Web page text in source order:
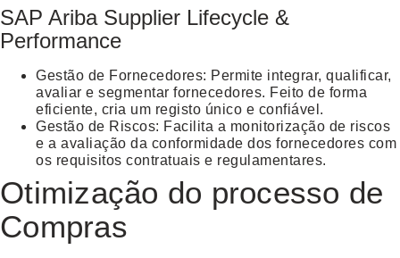
SAP Ariba Supplier Lifecycle &
Performance
Gestão de Fornecedores: Permite integrar, qualificar,
avaliar e segmentar fornecedores. Feito de forma
eficiente, cria um registo único e confiável.
Gestão de Riscos: Facilita a monitorização de riscos
e a avaliação da conformidade dos fornecedores com
os requisitos contratuais e regulamentares.
Otimização do processo de
Compras